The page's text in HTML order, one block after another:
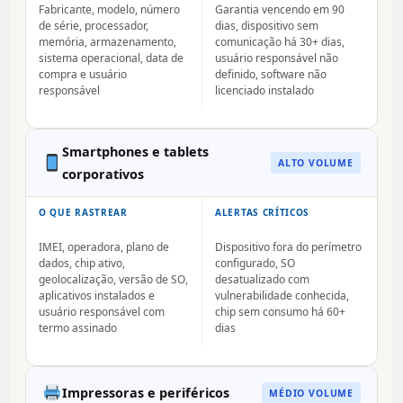
Fabricante, modelo, número
de série, processador,
memória, armazenamento,
sistema operacional, data de
compra e usuário
responsável
Garantia vencendo em 90
dias, dispositivo sem
comunicação há 30+ dias,
usuário responsável não
definido, software não
licenciado instalado
Smartphones e tablets
corporativos
ALTO VOLUME
O QUE RASTREAR
IMEI, operadora, plano de
dados, chip ativo,
geolocalização, versão de SO,
aplicativos instalados e
usuário responsável com
termo assinado
ALERTAS CRÍTICOS
Dispositivo fora do perímetro
configurado, SO
desatualizado com
vulnerabilidade conhecida,
chip sem consumo há 60+
dias
Impressoras e periféricos MÉDIO VOLUME